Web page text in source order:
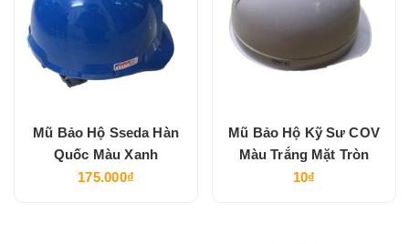
Mũ Bảo Hộ Sseda Hàn
Quốc Màu Xanh
175.000₫
Mũ Bảo Hộ Kỹ Sư COV
Màu Trắng Mặt Tròn
10₫